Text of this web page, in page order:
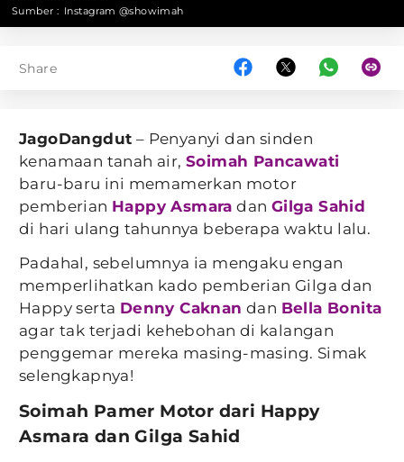
Sumber : Instagram @showimah
Share
JagoDangdut – Penyanyi dan sinden
kenamaan tanah air, Soimah Pancawati
baru-baru ini memamerkan motor
pemberian Happy Asmara dan Gilga Sahid
di hari ulang tahunnya beberapa waktu lalu.
Padahal, sebelumnya ia mengaku engan
memperlihatkan kado pemberian Gilga dan
Happy serta Denny Caknan dan Bella Bonita
agar tak terjadi kehebohan di kalangan
penggemar mereka masing-masing. Simak
selengkapnya!
Soimah Pamer Motor dari Happy
Asmara dan Gilga Sahid